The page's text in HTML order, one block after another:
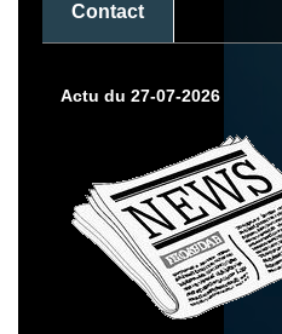
Contact
Actu du 27-07-2026